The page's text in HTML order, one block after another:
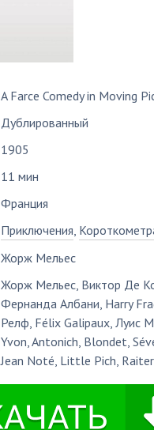
A Farce Comedy in Moving
Дублированный
1905
11 мин
Франция
Приключения,
Жорж Мельес
Жорж Мельес, Виктор Де
Фернанда Албани, Harry
Релф, Félix Galipaux,Луис
Yvon,Antonich, Blondet,
Jean Noté, Little Pich, Raiter